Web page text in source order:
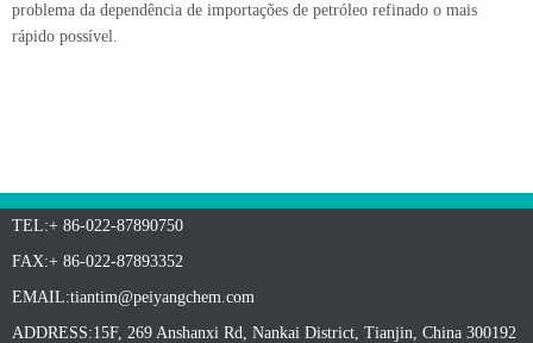
problema da dependência de importações de petróleo refinado o mais
rápido possível.
TEL:+ 86-022-87890750
FAX:+ 86-022-87893352
EMAIL:tiantim@peiyangchem.com
ADDRESS:15F, 269 Anshanxi Rd, Nankai District, Tianjin, China 300192